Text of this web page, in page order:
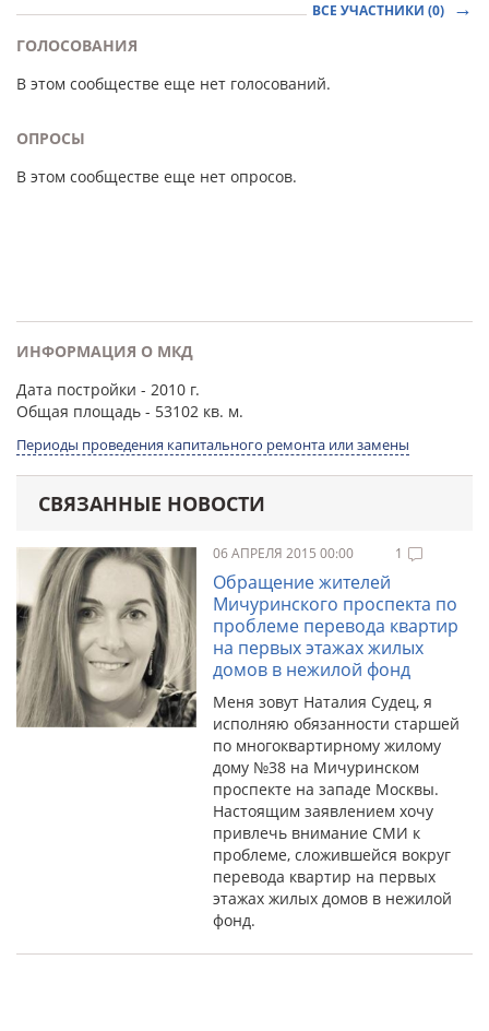
ВСЕ УЧАСТНИКИ (0)
ГОЛОСОВАНИЯ
В этом сообществе еще нет голосований.
ОПРОСЫ
В этом сообществе еще нет опросов.
ИНФОРМАЦИЯ О МКД
Дата постройки - 2010 г.
Общая площадь - 53102 кв. м.
Периоды проведения капитального ремонта или замены
СВЯЗАННЫЕ НОВОСТИ
06 АПРЕЛЯ 2015 00:00 1
Обращение жителей
Мичуринского проспекта по
проблеме перевода квартир
на первых этажах жилых
домов в нежилой фонд
Меня зовут Наталия Судец, я
исполняю обязанности старшей
по многоквартирному жилому
дому №38 на Мичуринском
проспекте на западе Москвы.
Настоящим заявлением хочу
привлечь внимание СМИ к
проблеме, сложившейся вокруг
перевода квартир на первых
этажах жилых домов в нежилой
фонд.